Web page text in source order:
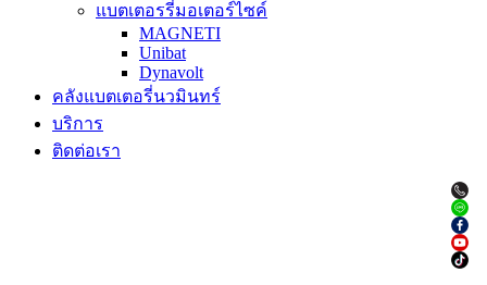
แบตเตอรรี่มอเตอร์ไซค์
MAGNETI
Unibat
Dynavolt
คลังแบตเตอรี่นวมินทร์
บริการ
ติดต่อเรา